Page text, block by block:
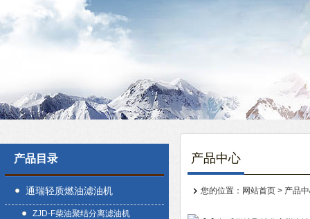
产品目录
通瑞轻质燃油滤油机
ZJD-F柴油聚结分离滤油机
产品中心
您的位置： 网站首页 > 产品